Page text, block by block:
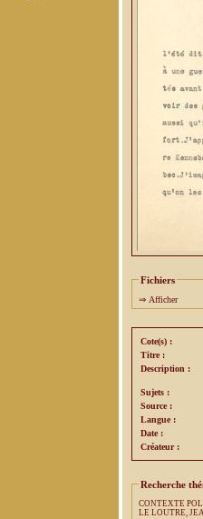
Fichiers
⇒ Afficher
Cote(s) :
Titre :
Description :
Sujets :
Source :
Langue :
Date :
Créateur :
Recherche
CONTEXTE
LE LOUTRE,